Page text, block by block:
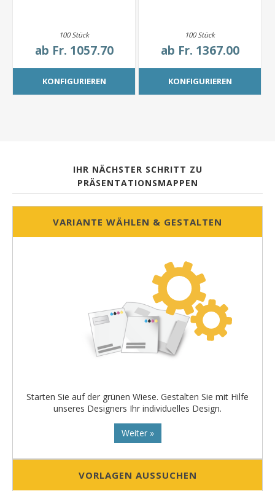
100 Stück
ab Fr. 1057.70
KONFIGURIEREN
100 Stück
ab Fr. 1367.00
KONFIGURIEREN
IHR NÄCHSTER SCHRITT ZU
PRÄSENTATIONSMAPPEN
VARIANTE WÄHLEN & GESTALTEN
Starten Sie auf der grünen Wiese. Gestalten Sie mit Hilfe
unseres Designers Ihr individuelles Design.
Weiter »
VORLAGEN AUSSUCHEN